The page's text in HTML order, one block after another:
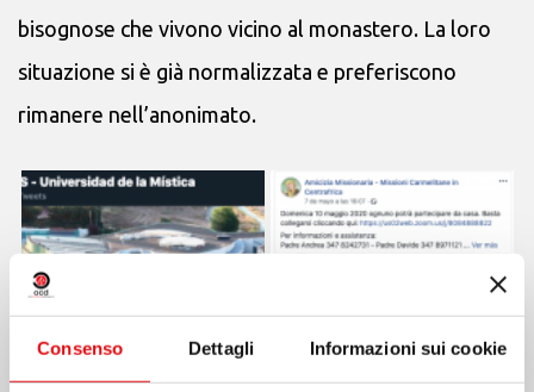
Consenso Dettagli Informazioni sui cookie
bisognose che vivono vicino al monastero. La loro
situazione si è già normalizzata e preferiscono
rimanere nell’anonimato.